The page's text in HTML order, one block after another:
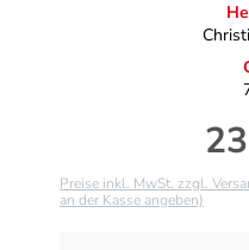
Preise inkl. MwSt. zzgl.
an der Kasse angeben)